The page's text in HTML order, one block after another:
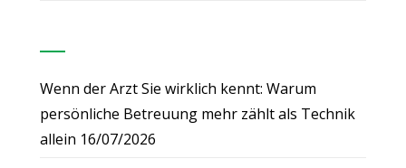
Wenn der Arzt Sie wirklich kennt: Warum
persönliche Betreuung mehr zählt als Technik
allein 16/07/2026